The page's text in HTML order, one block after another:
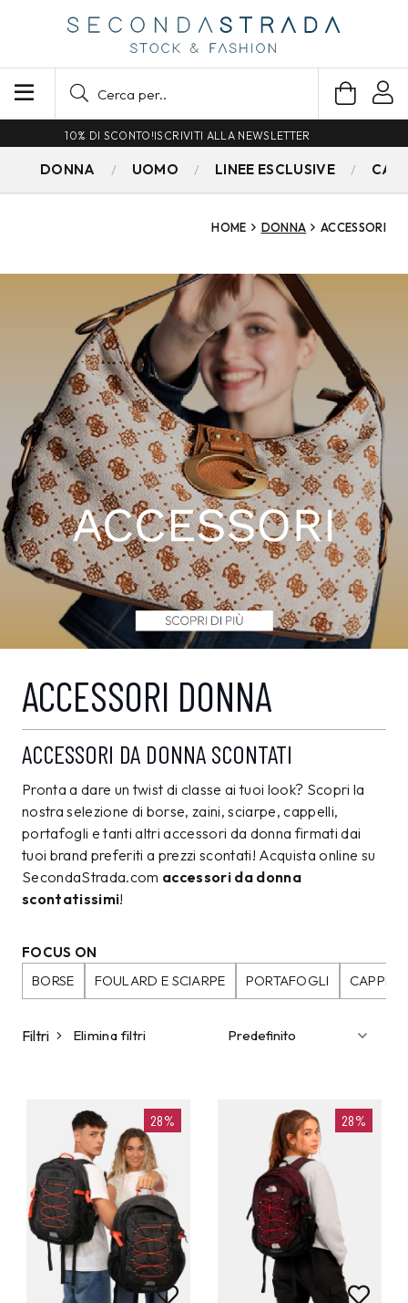
SPEDIZIONE GRATUITA PER ORDINI SUPERIORI A 79€
DONNA UOMO LINEE ESCLUSIVE
HOME DONNA ACCESSORI
ACCESSORI DONNA
ACCESSORI DA DONNA SCONTATI
Pronta a dare un twist di classe ai tuoi look? Scopri la
nostra selezione di borse, zaini, sciarpe, cappelli,
portafogli e tanti altri accessori da donna firmati dai
tuoi brand preferiti a prezzi scontati! Acquista online su
SecondaStrada.com accessori da donna
scontatissimi!
FOCUS ON
BORSE
FOULARD E SCIARPE PORTAFOGLI
Filtri Elimina filtri
28% 28%